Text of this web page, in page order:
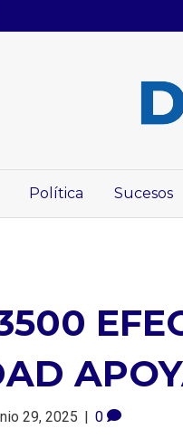
Política Sucesos
29, 2025 | 0